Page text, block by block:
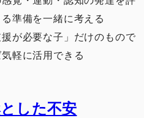
準備を一緒に考える
が必要な子」だけのもので
軽に活用できる
した不安